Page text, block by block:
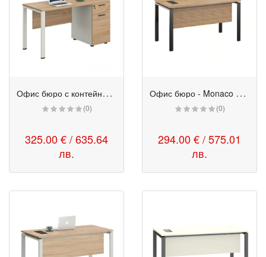
О
фис бюро с контейнер - Monaco 120/60/75h см бряст-бяло
(0)
325.00 € / 635.64
лв.
О
фис бюро - Monaco 140/70/75h см бряст-черно
(0)
294.00 € / 575.01
лв.